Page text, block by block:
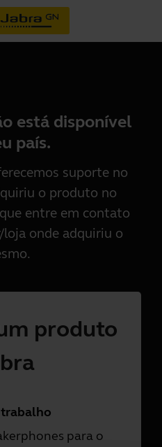
está disponível
país.
suporte no
o produto no
entre em contato
onde adquiriu o
produto
trabalho
para o